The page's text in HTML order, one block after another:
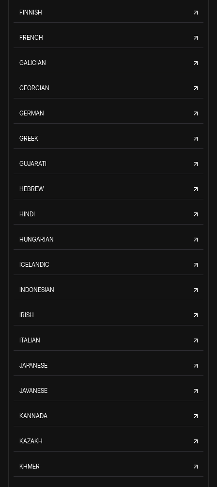
FINNISH
FRENCH
GALICIAN
GEORGIAN
GERMAN
GREEK
GUJARATI
HEBREW
HINDI
HUNGARIAN
ICELANDIC
INDONESIAN
IRISH
ITALIAN
JAPANESE
JAVANESE
KANNADA
KAZAKH
KHMER